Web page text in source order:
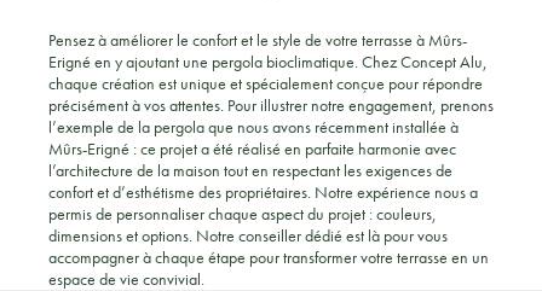
Pensez à améliorer le confort et le style de votre terrasse à Mûrs-
Erigné en y ajoutant une pergola bioclimatique. Chez Concept Alu,
chaque création est unique et spécialement conçue pour répondre
précisément à vos attentes. Pour illustrer notre engagement, prenons
l’exemple de la pergola que nous avons récemment installée à
Mûrs-Erigné : ce projet a été réalisé en parfaite harmonie avec
l’architecture de la maison tout en respectant les exigences de
confort et d’esthétisme des propriétaires. Notre expérience nous a
permis de personnaliser chaque aspect du projet : couleurs,
dimensions et options. Notre conseiller dédié est là pour vous
accompagner à chaque étape pour transformer votre terrasse en un
espace de vie convivial.